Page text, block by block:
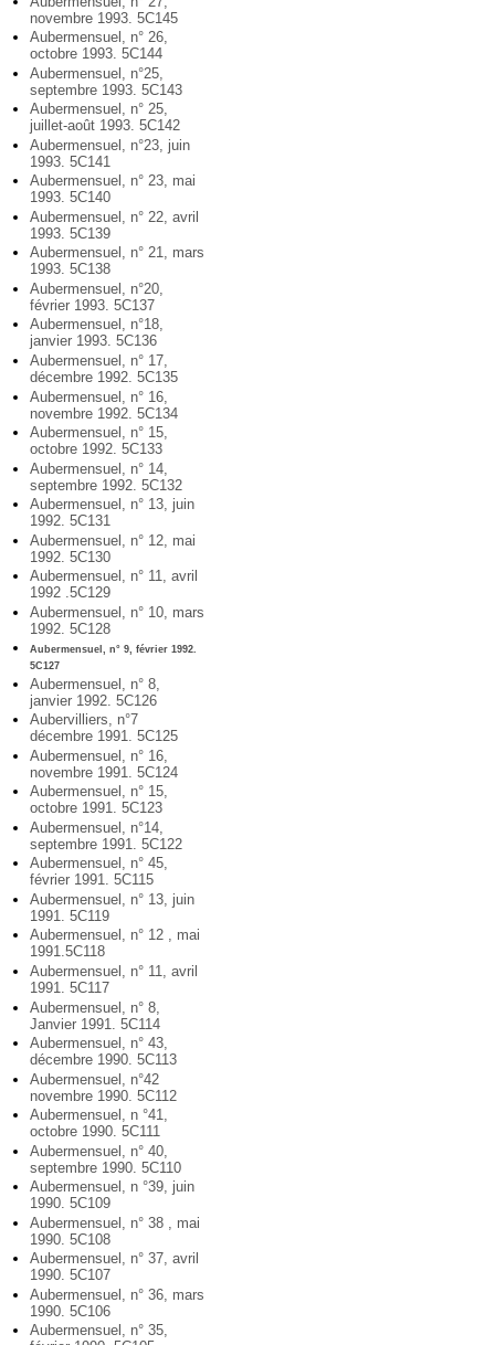
novembre 1993. 5C145
Aubermensuel, n° 26,
octobre 1993. 5C144
Aubermensuel, n°25,
septembre 1993. 5C143
Aubermensuel, n° 25,
juillet-août 1993. 5C142
Aubermensuel, n°23, juin
1993. 5C141
Aubermensuel, n° 23, mai
1993. 5C140
Aubermensuel, n° 22, avril
1993. 5C139
Aubermensuel, n° 21, mars
1993. 5C138
Aubermensuel, n°20,
février 1993. 5C137
Aubermensuel, n°18,
janvier 1993. 5C136
Aubermensuel, n° 17,
décembre 1992. 5C135
Aubermensuel, n° 16,
novembre 1992. 5C134
Aubermensuel, n° 15,
octobre 1992. 5C133
Aubermensuel, n° 14,
septembre 1992. 5C132
Aubermensuel, n° 13, juin
1992. 5C131
Aubermensuel, n° 12, mai
1992. 5C130
Aubermensuel, n° 11, avril
1992 .5C129
Aubermensuel, n° 10, mars
1992. 5C128
Aubermensuel, n° 9, février 1992.
5C127
Aubermensuel, n° 8,
janvier 1992. 5C126
Aubervilliers, n°7
décembre 1991. 5C125
Aubermensuel, n° 16,
novembre 1991. 5C124
Aubermensuel, n° 15,
octobre 1991. 5C123
Aubermensuel, n°14,
septembre 1991. 5C122
Aubermensuel, n° 45,
février 1991. 5C115
Aubermensuel, n° 13, juin
1991. 5C119
Aubermensuel, n° 12 , mai
1991.5C118
Aubermensuel, n° 11, avril
1991. 5C117
Aubermensuel, n° 8,
Janvier 1991. 5C114
Aubermensuel, n° 43,
décembre 1990. 5C113
Aubermensuel, n°42
novembre 1990. 5C112
Aubermensuel, n °41,
octobre 1990. 5C111
Aubermensuel, n° 40,
septembre 1990. 5C110
Aubermensuel, n °39, juin
1990. 5C109
Aubermensuel, n° 38 , mai
1990. 5C108
Aubermensuel, n° 37, avril
1990. 5C107
Aubermensuel, n° 36, mars
1990. 5C106
Aubermensuel, n° 35,